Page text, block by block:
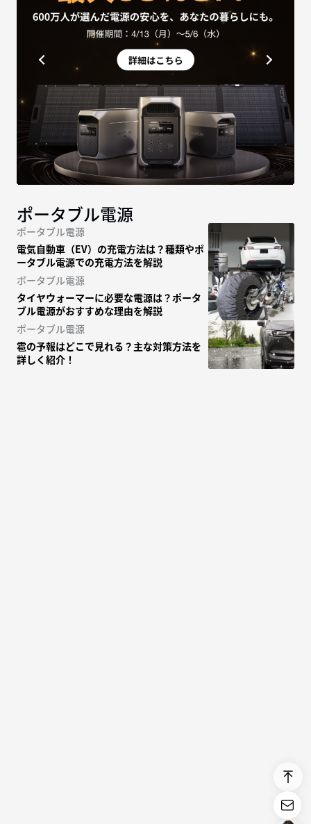
ポータブル電源
ポータブル電源
電気自動車（EV）の充電方法は？種類やポ
ータブル電源での充電方法を解説
ポータブル電源
タイヤウォーマーに必要な電源は？ポータ
ブル電源がおすすめな理由を解説
ポータブル電源
雹の予報はどこで見れる？主な対策方法を
詳しく紹介！